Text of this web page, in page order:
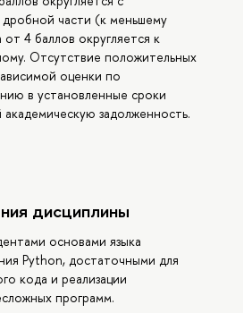
части (к меньшему
4 баллов округляется к
Отсутствие положительных
оценки по
в установленные сроки
академическую задолженность.
дисциплины
основами языка
Python, достаточными для
кода и реализации
программ.